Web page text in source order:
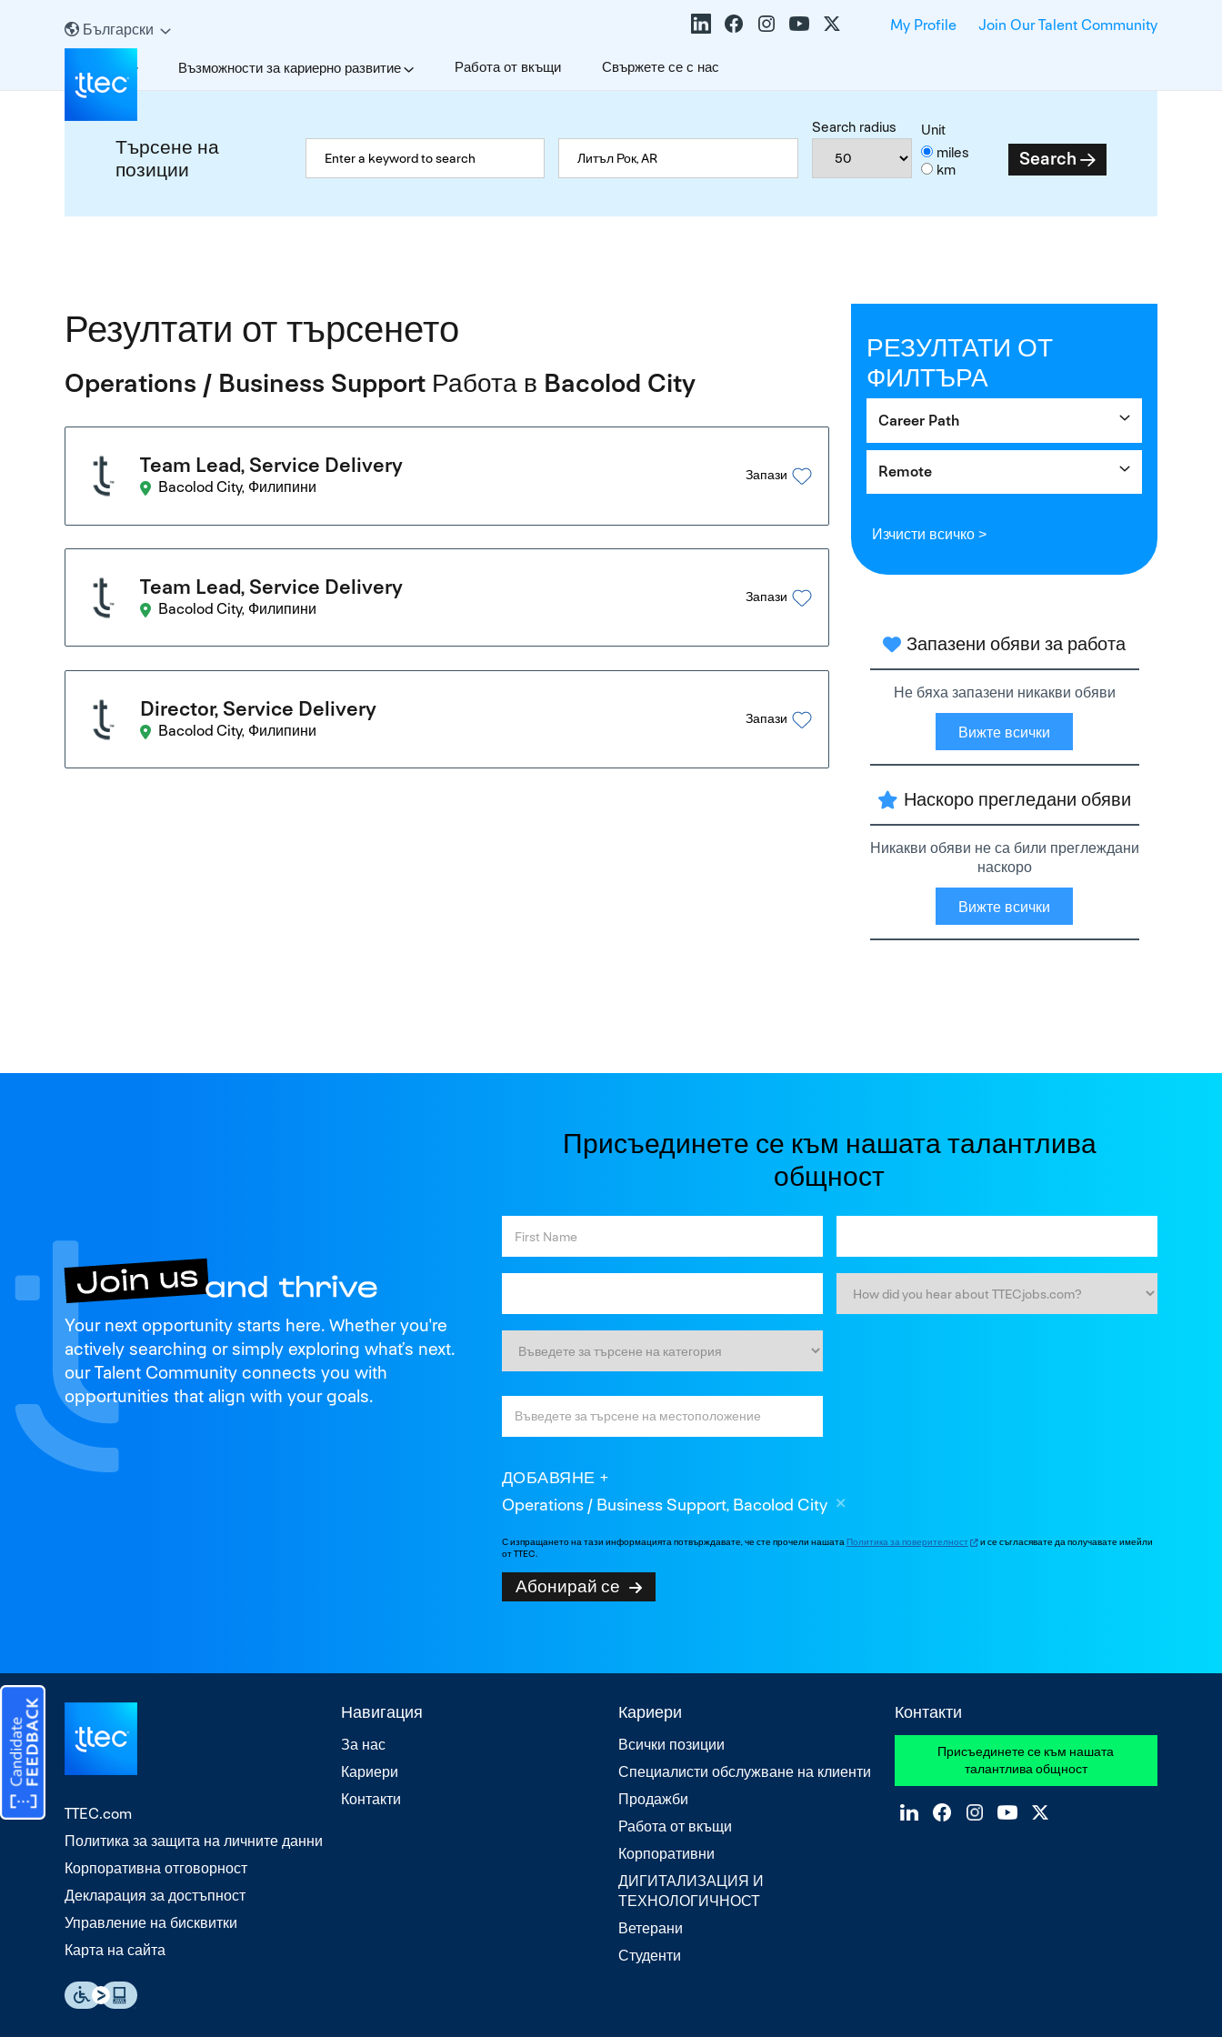
Български My Profile Join Our Talent Community
За нас Възможности за кариерно развитие Работа от вкъщи Свържете се с нас
Търсене на
позиции
Search radius
Unit
miles
km
Search
Резултати от търсенето
Operations / Business Support Работа в Bacolod City
Team Lead, Service Delivery
Bacolod City, Филипини
Запази
Team Lead, Service Delivery
Bacolod City, Филипини
Запази
Director, Service Delivery
Bacolod City, Филипини
Запази
РЕЗУЛТАТИ ОТ
ФИЛТЪРА
Career Path
Remote
Изчисти всичко >
Запазени обяви за работа
Не бяха запазени никакви обяви
Вижте всички
Наскоро прегледани обяви
Никакви обяви не са били преглеждани
наскоро
Вижте всички
Join us
and thrive
Your next opportunity starts here. Whether you're
actively searching or simply exploring what’s next.
our Talent Community connects you with
opportunities that align with your goals.
Присъединете се към нашата талантлива
общност
ДОБАВЯНЕ
Operations / Business Support, Bacolod City
С изпращането на тази информацията потвърждавате, че сте прочели нашата Политика за поверителност
и се съгласявате да получавате имейли
от TTEC.
Абонирай се
TTEC.com
Политика за защита на личните данни
Корпоративна отговорност
Декларация за достъпност
Управление на бисквитки
Карта на сайта
Навигация
За нас
Кариери
Контакти
Кариери
Всички позиции
Специалисти обслужване на клиенти
Продажби
Работа от вкъщи
Корпоративни
ДИГИТАЛИЗАЦИЯ И
ТЕХНОЛОГИЧНОСТ
Ветерани
Студенти
Контакти
Присъединете се към нашата
талантлива общност